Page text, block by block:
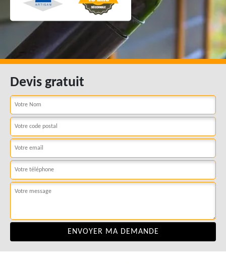
Devis gratuit